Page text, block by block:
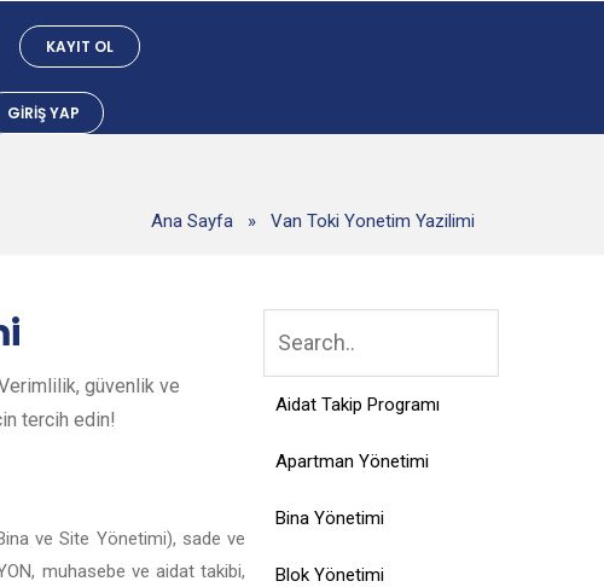
KAYIT OL
GIRIŞ YAP
Ana Sayfa » Van Toki Yonetim Yazilimi
güvenlik ve
tercih edin!
ve Site Yönetimi), sade ve
muhasebe ve aidat takibi,
Aidat Takip Programı
Apartman Yönetimi
Bina Yönetimi
Blok Yönetimi